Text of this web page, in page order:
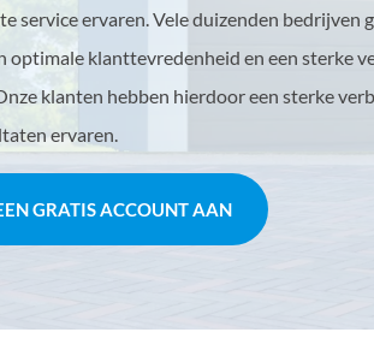
service ervaren. Vele duizenden bedrijven
optimale klanttevredenheid en een sterke
klanten hebben hierdoor een sterke
ervaren.
GRATIS ACCOUNT AAN